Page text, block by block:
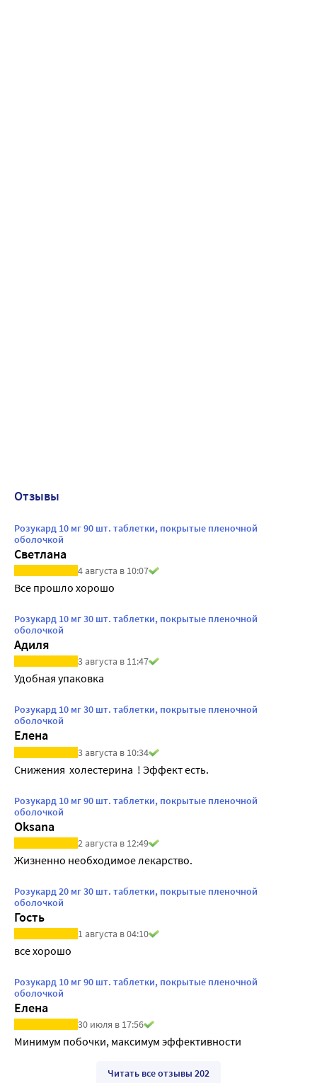
Отзывы
Розукард 10 мг 90 шт. таблетки, покрытые пленочной
оболочкой
Светлана
4 августа в 10:07
Все прошло хорошо
Розукард 10 мг 30 шт. таблетки, покрытые пленочной
оболочкой
Адиля
3 августа в 11:47
Удобная упаковка
Розукард 10 мг 30 шт. таблетки, покрытые пленочной
оболочкой
Елена
3 августа в 10:34
Снижения  холестерина  ! Эффект есть.
Розукард 10 мг 90 шт. таблетки, покрытые пленочной
оболочкой
Oksana
2 августа в 12:49
Жизненно необходимое лекарство.
Розукард 20 мг 30 шт. таблетки, покрытые пленочной
оболочкой
Гость
1 августа в 04:10
все хорошо
Розукард 10 мг 90 шт. таблетки, покрытые пленочной
оболочкой
Елена
30 июля в 17:56
Минимум побочки, максимум эффективности
Читать все отзывы 202